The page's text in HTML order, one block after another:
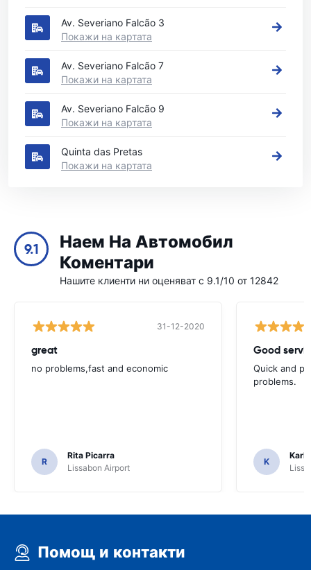
Av. Severiano Falcão 3
Покажи на картата
Av. Severiano Falcão 7
Покажи на картата
Av. Severiano Falcão 9
Покажи на картата
Quinta das Pretas
Покажи на картата
9.1
Наем На Автомобил
Коментари
Нашите клиенти ни оценяват с 9.1/10 от 12842
31-12-2020
great
no problems,fast and economic
R
Rita Picarra
Lissabon Airport
Good
Quick and
problems.
K
Karl
Помощ и контакти